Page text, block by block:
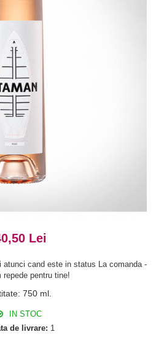
Lei
cand este in status La comanda -
repede pentru tine!
: 750 ml.
IN STOC
de livrare: 1